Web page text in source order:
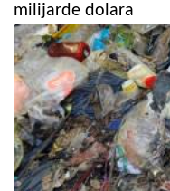
milijarde dolara